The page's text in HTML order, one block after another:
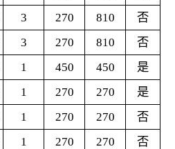
3 270 810
否
3 270 810
否
1 450 450
是
1 270 270
是
1 270 270
否
1 270 270
否